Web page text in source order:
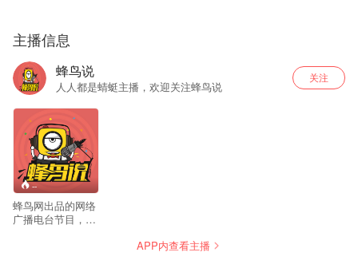
主播信息
蜂鸟说
人人都是蜻蜓主播，欢迎关注蜂鸟说
关注
--
蜂鸟网出品的网络
广播电台节目，以
APP内查看主播